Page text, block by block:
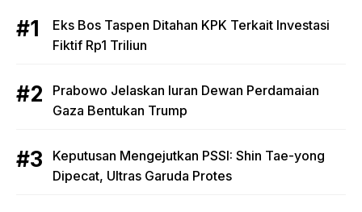
Eks Bos Taspen Ditahan KPK Terkait Investasi
Fiktif Rp1 Triliun
Prabowo Jelaskan Iuran Dewan Perdamaian
Gaza Bentukan Trump
Keputusan Mengejutkan PSSI: Shin Tae-yong
Dipecat, Ultras Garuda Protes